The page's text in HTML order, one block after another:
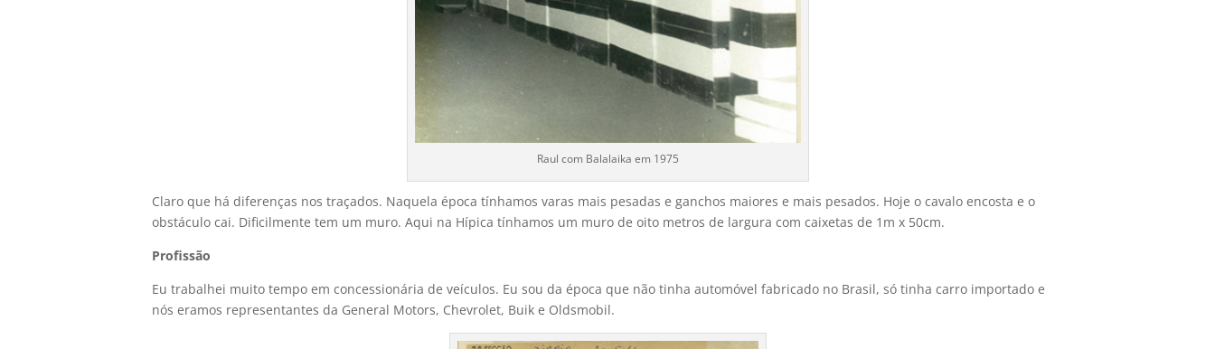
Raul com Balalaika em 1975
Claro que há diferenças nos traçados. Naquela época tínhamos varas mais pesadas e ganchos maiores e mais pesados. Hoje o cavalo encosta e o
obstáculo cai. Dificilmente tem um muro. Aqui na Hípica tínhamos um muro de oito metros de largura com caixetas de 1m x 50cm.
Profissão
Eu trabalhei muito tempo em concessionária de veículos. Eu sou da época que não tinha automóvel fabricado no Brasil, só tinha carro importado e
nós eramos representantes da General Motors, Chevrolet, Buik e Oldsmobil.